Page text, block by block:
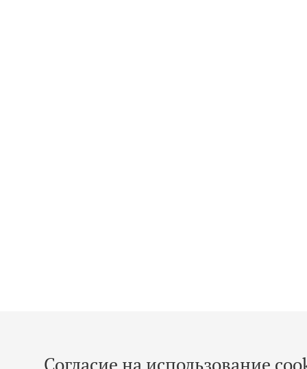
Согласие на использование